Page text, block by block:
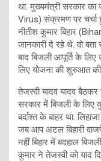
था. मुख्यमंत्री सरकार का
Virus) संक्रमण पर चर्चा
नीतीश कुमार बिहार
जानकारी दे रहे थे. वो
बाद बिजली आपूर्ति के
लिए योजना की शुरुआत
तेजस्वी यादव यादव
सरकार में बिजली के लिए
बर्दाश्त के बाहर था.
जब आप अटल बिहारी
नहीं बिहार में बदहाल
कुमार ने तेजस्वी को याद